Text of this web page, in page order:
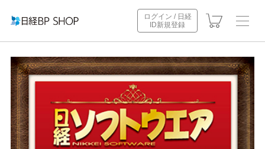
ログイン / 日経
ID新規登録